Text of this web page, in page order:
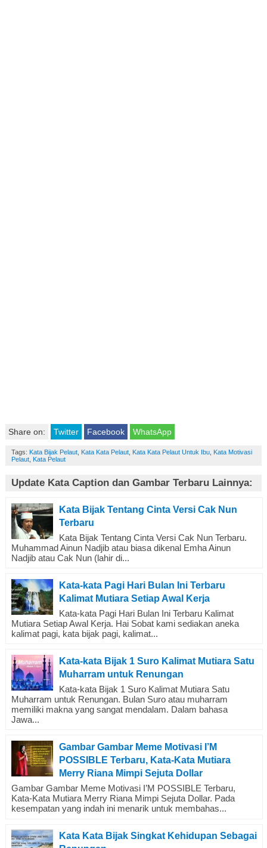
Share on: Twitter Facebook WhatsApp
Tags: Kata Bijak Pelaut, Kata Kata Pelaut, Kata Kata Pelaut Untuk Ibu, Kata Motivasi
Pelaut, Kata Pelaut
Update Kata Caption dan Gambar Terbaru Lainnya:
Kata Bijak Tentang Cinta Versi Cak Nun
Terbaru
Kata Bijak Tentang Cinta Versi Cak Nun Terbaru.
Muhammad Ainun Nadjib atau biasa dikenal Emha Ainun
Nadjib atau Cak Nun (lahir di...
Kata-kata Pagi Hari Bulan Ini Terbaru
Kalimat Mutiara Setiap Awal Kerja
Kata-kata Pagi Hari Bulan Ini Terbaru Kalimat
Mutiara Setiap Awal Kerja. Hai Sobat kami sediakan aneka
kalimat pagi, kata bijak pagi, kalimat...
Kata-kata Bijak 1 Suro Kalimat Mutiara Satu
Muharram untuk Renungan
Kata-kata Bijak 1 Suro Kalimat Mutiara Satu
Muharram untuk Renungan. Bulan Suro atau muharram
memiliki makna yang sangat mendalam. Dalam bahasa
Jawa...
Gambar Gambar Meme Motivasi I’M
POSSIBLE Terbaru, Kata-Kata Mutiara
Merry Riana Mimpi Sejuta Dollar
Gambar Gambar Meme Motivasi I’M POSSIBLE Terbaru,
Kata-Kata Mutiara Merry Riana Mimpi Sejuta Dollar. Pada
kesempatan yang indah ini menarik untuk membahas...
Kata Kata Bijak Singkat Kehidupan Sebagai